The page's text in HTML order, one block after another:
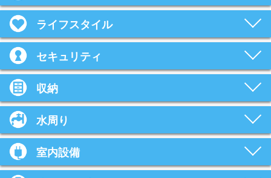
ライフスタイル
セキュリティ
収納
水周り
室内設備